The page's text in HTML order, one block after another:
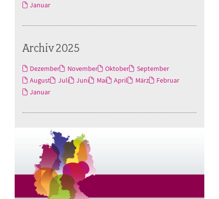
Januar
Archiv 2025
Dezember November Oktober
September
August
Juli Juni Mai April März
Februar
Januar